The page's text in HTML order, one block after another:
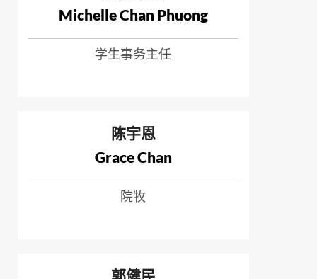
Michelle Chan Phuong
学生事务主任
陈宇恩
Grace Chan
院牧
郭健民